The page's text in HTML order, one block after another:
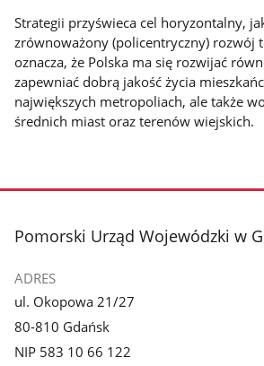
Strategii przyświeca cel horyzontalny,
zrównoważony (policentryczny) rozwój
oznacza, że Polska ma się rozwijać
zapewniać dobrą jakość życia
największych metropoliach, ale także
średnich miast oraz terenów wiejskich.
stopka
Pomorski Urząd Wojewódzki w
ADRES
ul. Okopowa 21/27
80-810 Gdańsk
NIP 583 10 66 122